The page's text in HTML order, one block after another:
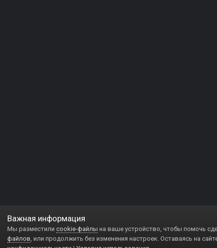
Важная информация
Мы разместили cookie-файлы на ваше устройство, чтобы помочь
файлов, или продолжить без изменения настроек. Оставаясь на